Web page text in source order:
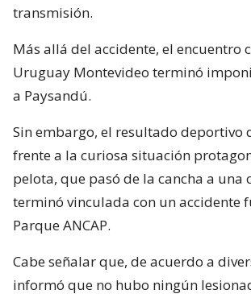
transmisión.
Más allá del accidente, el encuentro
Uruguay Montevideo terminó
a Paysandú.
Sin embargo, el resultado deportivo
frente a la curiosa situación
pelota, que pasó de la cancha a una
terminó vinculada con un accidente
Parque ANCAP.
Cabe señalar que, de acuerdo a
informó que no hubo ningún